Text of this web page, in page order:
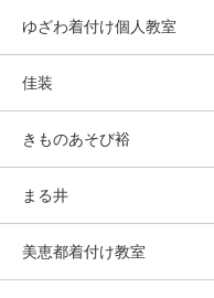
ゆざわ着付け個人教室
佳装
きものあそび裕
まる井
美恵都着付け教室